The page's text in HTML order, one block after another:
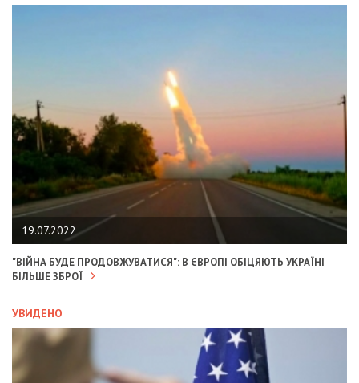
19.07.2022
"ВІЙНА БУДЕ ПРОДОВЖУВАТИСЯ": В ЄВРОПІ ОБІЦЯЮТЬ УКРАЇНІ
БІЛЬШЕ ЗБРОЇ
УВИДЕНО